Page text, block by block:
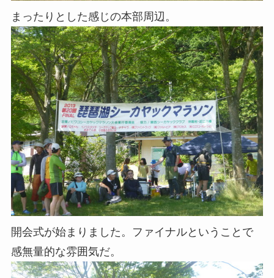
まったりとした感じの本部周辺。
開会式が始まりました。ファイナルということで
感無量的な雰囲気だ。